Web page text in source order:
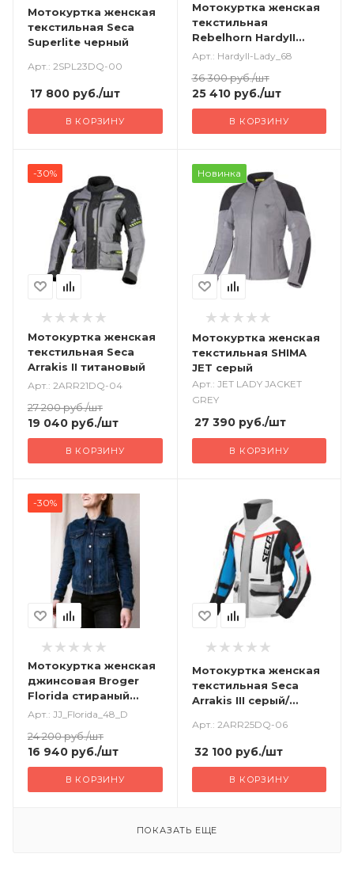
Мотокуртка женская
текстильная Seca
Superlite черный
Арт.: 2SPL23DQ-00
17 800 руб./шт
В КОРЗИНУ
Мотокуртка женская
текстильная
Rebelhorn HardyII
серый черный
Арт.: HardyII-Lady_68
36 300руб./шт
25 410руб./шт
В КОРЗИНУ
-30%
Мотокуртка женская
текстильная Seca
Arrakis II титановый
Арт.: 2ARR21DQ-04
27 200руб./шт
19 040 руб./шт
В КОРЗИНУ
Новинка
Мотокуртка женская
текстильная SHIMA
JET серый
Арт.: JET LADY JACKET
GREY
27 390руб./шт
В КОРЗИНУ
-30%
Мотокуртка женская
джинсовая Broger
Florida стираный
синий
Арт.: JJ_Florida_48_D
24 200руб./шт
16 940 руб./шт
В КОРЗИНУ
Мотокуртка женская
текстильная Seca
Arrakis III серый/
Арт.: 2ARR25DQ-06
32 100руб./шт
В КОРЗИНУ
ПОКАЗАТЬ ЕЩЕ